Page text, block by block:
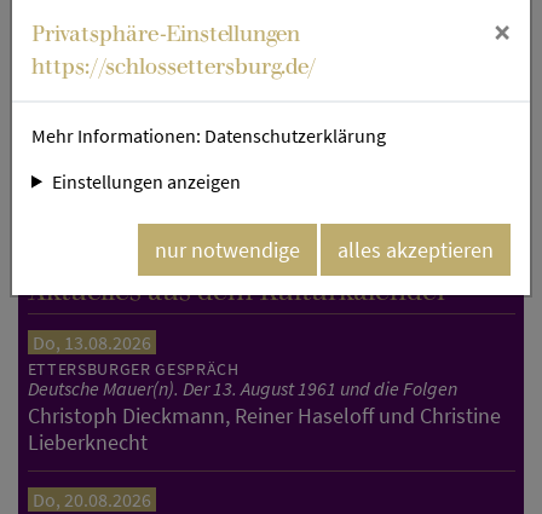
Aktuelles aus dem Kulturkalender
Do, 13.08.2026
ETTERSBURGER GESPRÄCH
Deutsche Mauer(n). Der 13. August 1961 und die Folgen
Christoph Dieckmann, Reiner Haseloff und Christine
Lieberknecht
Do, 20.08.2026
Privatsphäre-Einstellungen
https://schlossettersburg.de/
×
Mehr Informationen: Datenschutzerklärung
Einstellungen anzeigen
nur notwendige alles akzeptieren